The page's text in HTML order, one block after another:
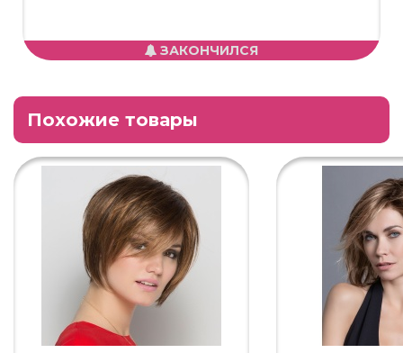
ЗАКОНЧИЛСЯ
Похожие товары